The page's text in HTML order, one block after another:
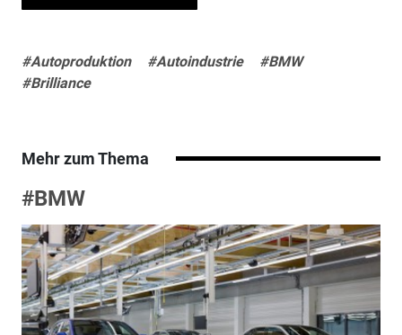
#Autoproduktion #Autoindustrie
#BMW
#Brilliance
Mehr zum Thema
#BMW